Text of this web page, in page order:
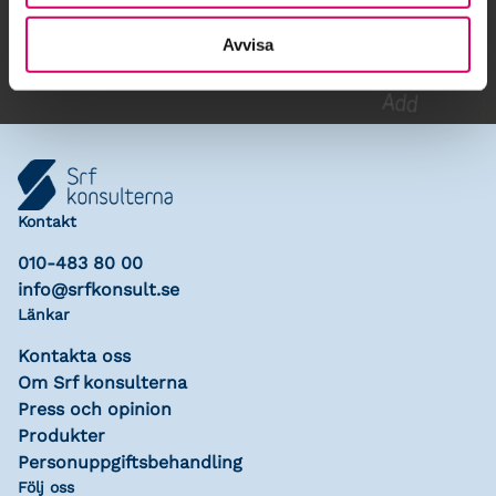
Avvisa
Lägg till i kalender
Kontakt
010-483 80 00
info@srfkonsult.se
Länkar
Kontakta oss
Om Srf konsulterna
Press och opinion
Produkter
Personuppgiftsbehandling
Följ oss